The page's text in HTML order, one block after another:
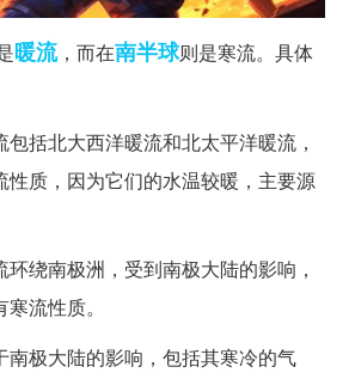
暖流，而在南半球则是寒流。具体
括北大西洋暖流和北太平洋暖流，
性质，因为它们的水温较暖，主要源
绕南极洲，受到南极大陆的影响，
流性质。
南极大陆的影响，包括其寒冷的气